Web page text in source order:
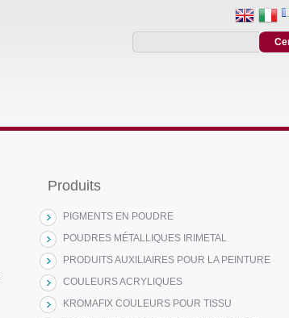
Produits
PIGMENTS EN POUDRE
POUDRES MÉTALLIQUES IRIMETAL
PRODUITS AUXILIAIRES POUR LA PEINTURE
COULEURS ACRYLIQUES
KROMAFIX COULEURS POUR TISSU